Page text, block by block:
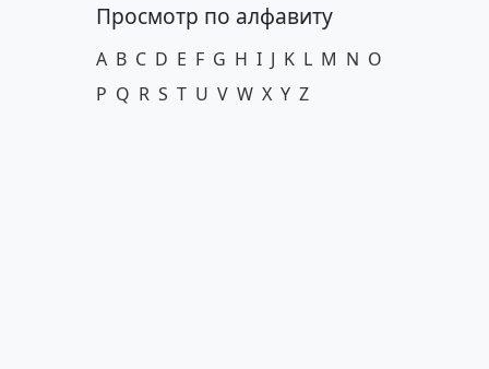
Просмотр по алфавиту
A B C D E F G H I J K L M N O
P Q R S T U V W X Y Z